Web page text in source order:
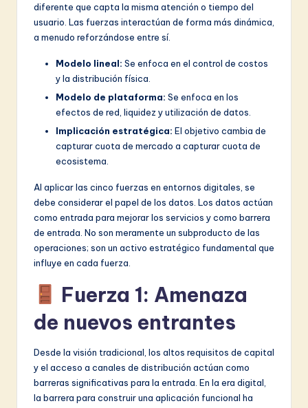
diferente que capta la misma atención o tiempo del
usuario. Las fuerzas interactúan de forma más dinámica,
a menudo reforzándose entre sí.
Modelo lineal: Se enfoca en el control de costos
y la distribución física.
Modelo de plataforma: Se enfoca en los
efectos de red, liquidez y utilización de datos.
Implicación estratégica: El objetivo cambia de
capturar cuota de mercado a capturar cuota de
ecosistema.
Al aplicar las cinco fuerzas en entornos digitales, se
debe considerar el papel de los datos. Los datos actúan
como entrada para mejorar los servicios y como barrera
de entrada. No son meramente un subproducto de las
operaciones; son un activo estratégico fundamental que
influye en cada fuerza.
Fuerza 1: Amenaza
de nuevos entrantes
Desde la visión tradicional, los altos requisitos de capital
y el acceso a canales de distribución actúan como
barreras significativas para la entrada. En la era digital,
la barrera para construir una aplicación funcional ha